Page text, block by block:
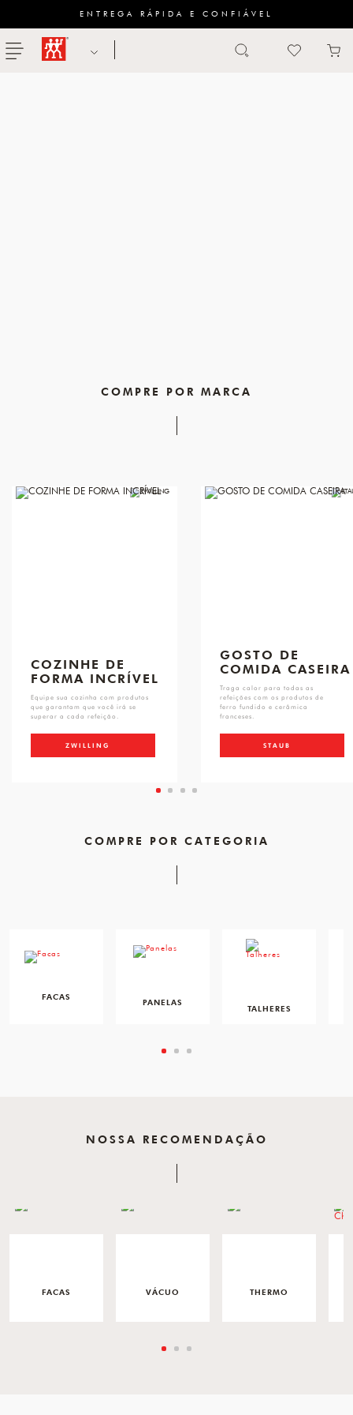
ENTREGA RÁPIDA E CONFIÁVEL
menu ZWILLING
COMPRE POR MARCA
COZINHE DE
FORMA INCRÍVEL
Equipe sua cozinha com produtos
que garantam que você irá se
superar a cada refeição.
ZWILLING
GOSTO DE
COMIDA CASEIRA
Traga calor para todas as
refeições com os produtos de
ferro fundido e cerâmica
franceses.
STAUB
COMPRE POR CATEGORIA
FACAS PANELAS
TALHERES
NOSSA RECOMENDAÇÃO
FACAS VÁCUO THERMO